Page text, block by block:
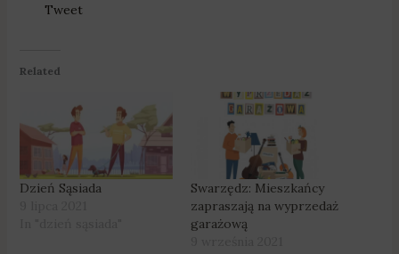
Tweet
Related
Dzień Sąsiada
Swarzędz: Mieszkańcy
zapraszają na wyprzedaż
garażową